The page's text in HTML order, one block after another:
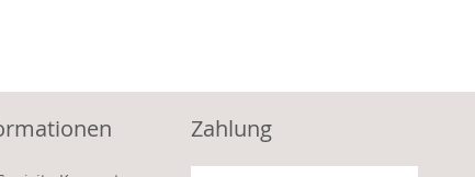
Zahlung